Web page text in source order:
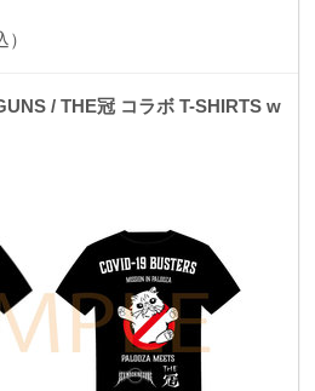
/ THE冠 コラボ T-SHIRTS w